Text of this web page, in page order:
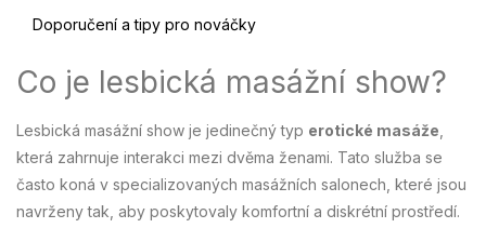
Doporučení a tipy pro nováčky
Co je lesbická masážní show?
Lesbická masážní show je jedinečný typ erotické masáže
která zahrnuje interakci mezi dvěma ženami. Tato služba se
často koná v specializovaných masážních salonech, které jsou
navrženy tak, aby poskytovaly komfortní a diskrétní prostředí.